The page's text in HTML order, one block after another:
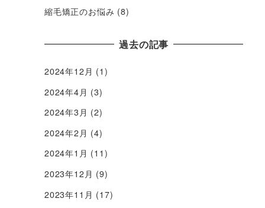
縮毛矯正のお悩み (8)
過去の記事
2024年12月 (1)
2024年4月 (3)
2024年3月 (2)
2024年2月 (4)
2024年1月 (11)
2023年12月 (9)
2023年11月 (17)